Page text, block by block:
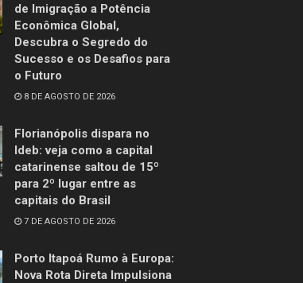
de Imigração a Potência
Econômica Global,
Descubra o Segredo do
Sucesso e os Desafios para
o Futuro
8 DE AGOSTO DE 2026
Florianópolis dispara no
Ideb: veja como a capital
catarinense saltou de 15º
para 2º lugar entre as
capitais do Brasil
7 DE AGOSTO DE 2026
Porto Itapoá Rumo à Europa:
Nova Rota Direta Impulsiona